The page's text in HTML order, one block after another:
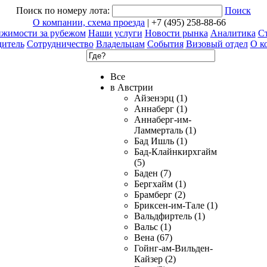
Поиск по номеру лота:
Поиск
О компании, схема проезда | +7 (495) 258-88-66
за рубежом Наши услуги Новости рынка Аналитика
Сотрудничество Владельцам События Визовый отдел О
Все
в Австрии
Айзенэрц (1)
Аннаберг (1)
Аннаберг-им-
Ламмерталь (1)
Бад Ишль (1)
Бад-Клайнкирхгайм
(5)
Баден (7)
Бергхайм (1)
Брамберг (2)
Бриксен-им-Тале (1)
Вальдфиртель (1)
Вальс (1)
Вена (67)
Гойнг-ам-Вильден-
Кайзер (2)